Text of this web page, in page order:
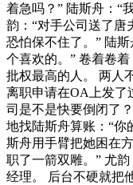
着急吗？” 陆斯舟：“
韵：“对手公司送了唐
恐怕保不住了。” 陆
个喜欢的。” 卷着卷
批权最高的人。 两人
离职申请在OA上发了
司是不是快要倒闭了
地找陆斯舟算账：“你
斯舟用手臂把她困在
职了一箭双雕。” 尤
经理。 后台不硬就把